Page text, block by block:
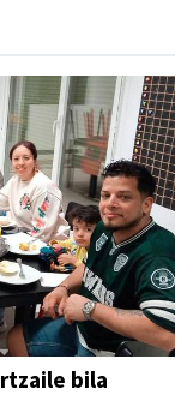
bila